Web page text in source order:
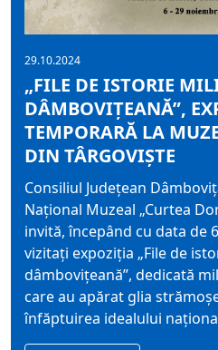
29.10.2024
„FILE DE ISTORIE
DÂMBOVIȚEANĂ”,
TEMPORARĂ LA
DIN TÂRGOVIȘTE
Consiliul Județean
Național Muzeal „Curtea
invită, începând cu data de
vizitați expoziția „File de
dâmbovițeană”, dedicată
care au apărat glia
înfăptuirea idealului